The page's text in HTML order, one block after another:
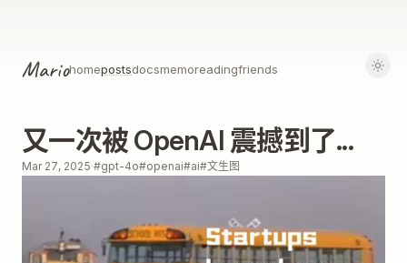
Mariohomepostsdocsmemoreadingfriends
又一次被 OpenAI 震撼到了...
Mar 27, 2025·#gpt-4o#openai#ai#文生图